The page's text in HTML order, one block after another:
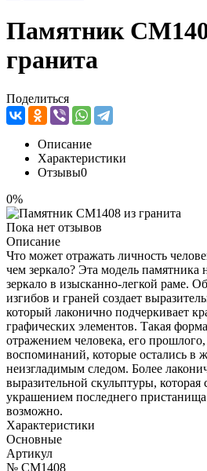
Памятник
гранита
Поделиться
Описание
Характеристики
Отзывы0
0%
Пока нет отзывов
Описание
Что может отражать личность
чем зеркало? Эта модель памятника
зеркало в изысканно-легкой раме.
изгибов и граней создает
который лаконично подчеркивает
графических элементов. Такая
отражением человека, его
воспоминаний, которые остались в
неизгладимым следом. Более
выразительной скульптуры, которая
украшением последнего
возможно.
Характеристики
Основные
Артикул
№ CM1408